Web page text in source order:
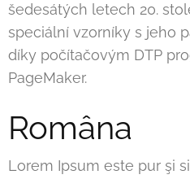
šedesátých letech 20.
speciální vzorníky s jeho
díky počítačovým DTP
PageMaker.
Româna
Lorem Ipsum este pur şi